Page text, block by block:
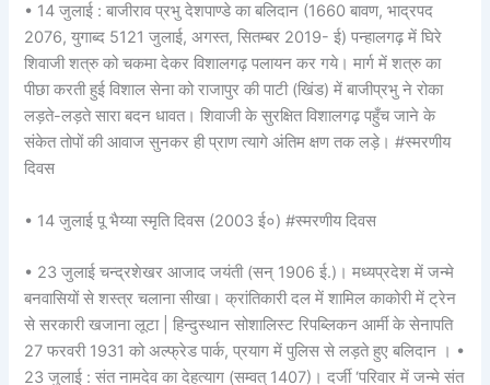
• 14 जुलाई : बाजीराव प्रभु देशपाण्डे का बलिदान (1660 बावण, भाद्रपद
2076, युगाब्द 5121 जुलाई, अगस्त, सितम्बर 2019- ई) पन्हालगढ़ में घिरे
शिवाजी शत्रु को चकमा देकर विशालगढ़ पलायन कर गये। मार्ग में शत्रु का
पीछा करती हुई विशाल सेना को राजापुर की पाटी (खिंड) में बाजीप्रभु ने रोका
लड़ते-लड़ते सारा बदन धावत। शिवाजी के सुरक्षित विशालगढ़ पहुँच जाने के
संकेत तोपों की आवाज सुनकर ही प्राण त्यागे अंतिम क्षण तक लड़े। #स्मरणीय
दिवस
• 14 जुलाई पू भैय्या स्मृति दिवस (2003 ई०) #स्मरणीय दिवस
• 23 जुलाई चन्द्रशेखर आजाद जयंती (सन् 1906 ई.)। मध्यप्रदेश में जन्मे
बनवासियों से शस्त्र चलाना सीखा। क्रांतिकारी दल में शामिल काकोरी में ट्रेन
से सरकारी खजाना लूटा | हिन्दुस्थान सोशालिस्ट रिपब्लिकन आर्मी के सेनापति
27 फरवरी 1931 को अल्फ्रेड पार्क, प्रयाग में पुलिस से लड़ते हुए बलिदान । •
23 जुलाई : संत नामदेव का देहत्याग (सम्वत् 1407)। दर्जी ‘परिवार में जन्मे संत